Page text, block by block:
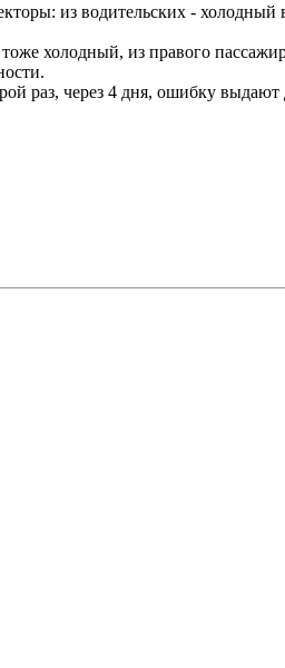
из водительских - холодный
холодный, из правого
раз, через 4 дня, ошибку